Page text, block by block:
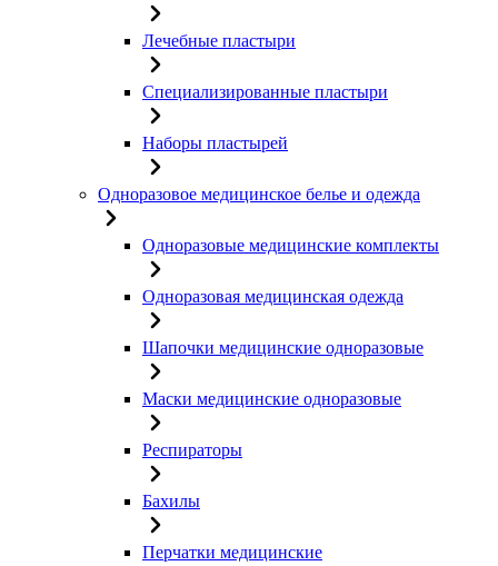
Лечебные пластыри
Специализированные пластыри
Наборы пластырей
Одноразовое медицинское белье и одежда
Одноразовые медицинские комплекты
Одноразовая медицинская одежда
Шапочки медицинские одноразовые
Маски медицинские одноразовые
Респираторы
Бахилы
Перчатки медицинские